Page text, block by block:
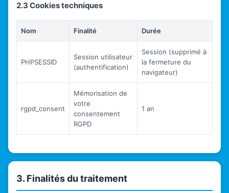
2.3 Cookies techniques
Nom Finalité Durée
PHPSESSID
Session utilisateur
(authentification)
Session (supprimé à
la fermeture du
navigateur)
rgpd_consent
Mémorisation de
votre
consentement
RGPD
1 an
3. Finalités du traitement